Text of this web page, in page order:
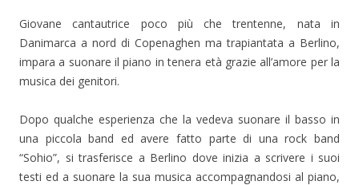
Giovane cantautrice poco più che trentenne, nata in
Danimarca a nord di Copenaghen ma trapiantata a Berlino,
impara a suonare il piano in tenera età grazie all’amore per la
musica dei genitori.
Dopo qualche esperienza che la vedeva suonare il basso in
una piccola band ed avere fatto parte di una rock band
“Sohio”, si trasferisce a Berlino dove inizia a scrivere i suoi
testi ed a suonare la sua musica accompagnandosi al piano,